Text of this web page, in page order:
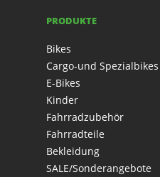
PRODUKTE
Bikes
Cargo-und Spezialbikes
E-Bikes
Kinder
Fahrradzubehör
Fahrradteile
Bekleidung
SALE/Sonderangebote